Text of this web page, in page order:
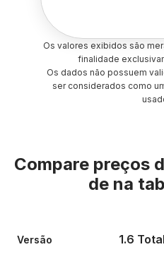
Os valores exibidos são
finalidade
Os dados não possuem
ser considerados como
Compare preços
de na
Versão 1.6